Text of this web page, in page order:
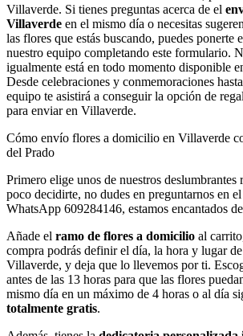
Villaverde. Si tienes preguntas acerca de el
Villaverde en el mismo día o necesitas
las flores que estás buscando, puedes ponerte
nuestro equipo completando este formulario.
igualmente está en todo momento disponible
Desde celebraciones y conmemoraciones
equipo te asistirá a conseguir la opción de
para enviar en Villaverde.
Cómo envío flores a domicilio en Villaverde
del Prado
Primero elige unos de nuestros deslumbrantes
poco decidirte, no dudes en preguntarnos en
WhatsApp 609284146, estamos encantados
Añade el ramo de flores a domicilio al
compra podrás definir el día, la hora y lugar
Villaverde, y deja que lo llevemos por ti.
antes de las 13 horas para que las flores
mismo día en un máximo de 4 horas o al día
totalmente gratis.